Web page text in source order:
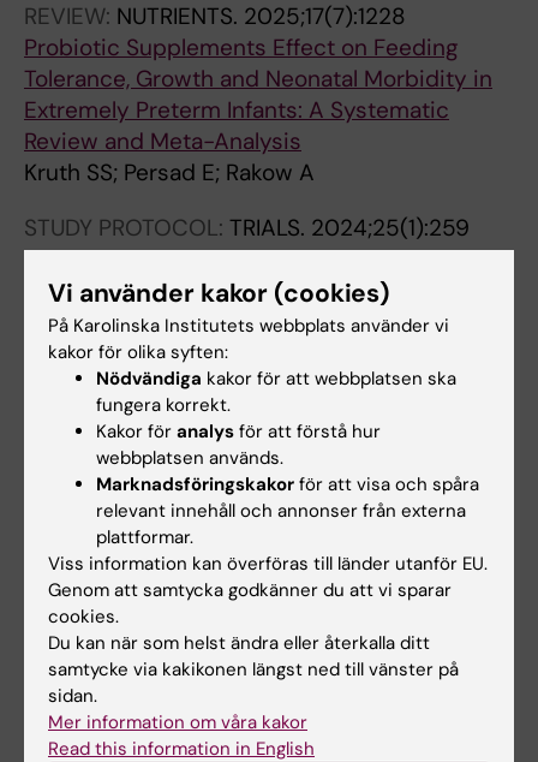
REVIEW: NUTRIENTS. 2025;17(7):1228
Probiotic Supplements Effect on Feeding
Tolerance, Growth and Neonatal Morbidity in
Extremely Preterm Infants: A Systematic
Review and Meta-Analysis
Kruth SS; Persad E; Rakow A
STUDY PROTOCOL: TRIALS. 2024;25(1):259
Probiotic supplementation and risk of
necrotizing enterocolitis and mortality among
extremely preterm infants-the Probiotics in
Extreme Prematurity in Scandinavia (PEPS)
trial: study protocol for a multicenter, double-
blinded, placebo-controlled, and registry-
based randomized controlled trial
Kruth SS; Willers C; Persad E; Sjostrom ES;
Lagerstrom SR; Rakow A
Alla författare
Forskningsområden:
Näringslära och dietkunskap
Pediatrik
Forskningsämnen:
Epidemiologi
Är du Sofia Söderquist Kruth?
Vi använder kakor (cookies)
På Karolinska Institutets webbplats använder vi
kakor för olika syften:
Nödvändiga kakor för att webbplatsen ska
fungera korrekt.
Kakor för analys för att förstå hur
webbplatsen används.
Marknadsföringskakor för att visa och spåra
relevant innehåll och annonser från externa
plattformar.
Viss information kan överföras till länder utanför EU.
Genom att samtycka godkänner du att vi sparar
cookies.
Du kan när som helst ändra eller återkalla ditt
samtycke via kakikonen längst ned till vänster på
sidan.
Mer information om våra kakor
Read this information in English